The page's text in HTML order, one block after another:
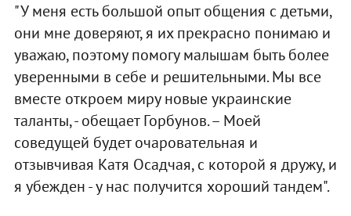
"У меня есть большой опыт общения с детьми,
они мне доверяют, я их прекрасно понимаю и
уважаю, поэтому помогу малышам быть более
уверенными в себе и решительными. Мы все
вместе откроем миру новые украинские
таланты, - обещает Горбунов. – Моей
соведущей будет очаровательная и
отзывчивая Катя Осадчая, с которой я дружу, и
я убежден - у нас получится хороший тандем".